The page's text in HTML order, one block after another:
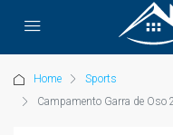
Home
Sports
Campamento Garra de Oso